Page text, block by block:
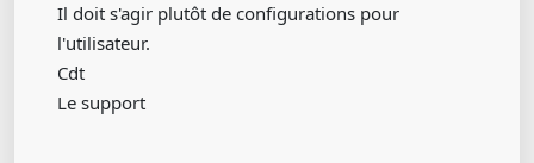
Il doit s'agir plutôt de configurations pour
l'utilisateur.
Cdt
Le support